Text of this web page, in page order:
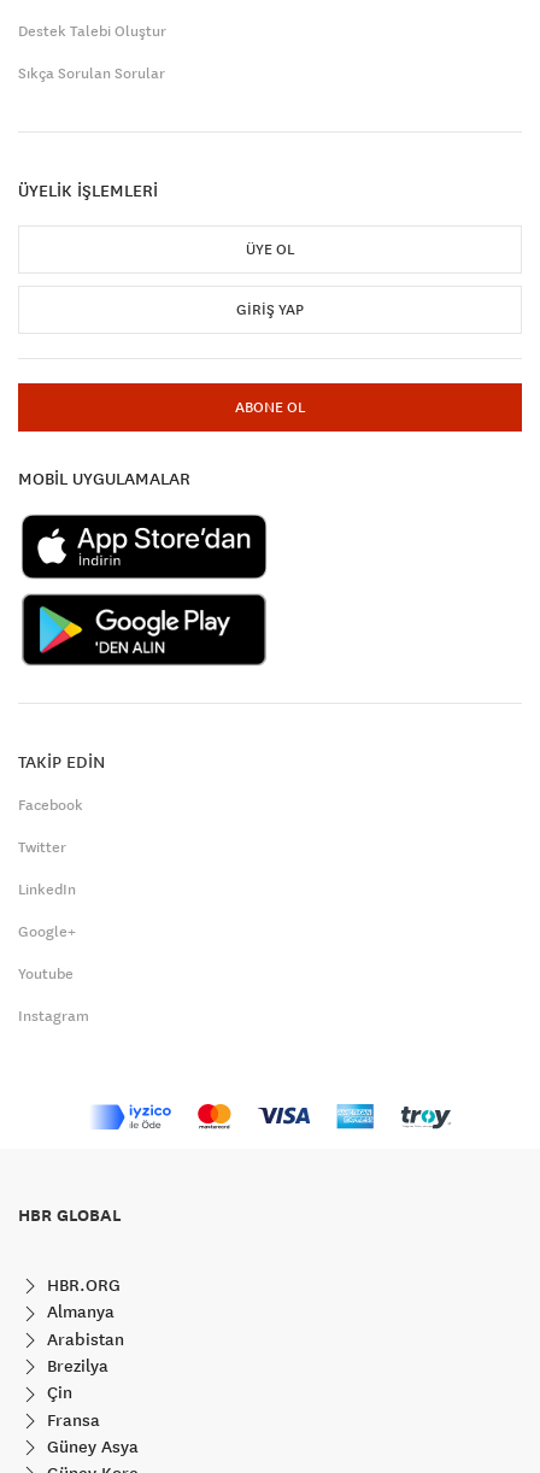
Destek Talebi Oluştur
Sıkça Sorulan Sorular
ÜYELİK İŞLEMLERİ
ÜYE OL
GIRIŞ YAP
ABONE OL
MOBİL UYGULAMALAR
TAKİP EDİN
Facebook
Twitter
LinkedIn
Google+
Youtube
Instagram
HBR GLOBAL
HBR.ORG
Almanya
Arabistan
Brezilya
Çin
Fransa
Güney Asya